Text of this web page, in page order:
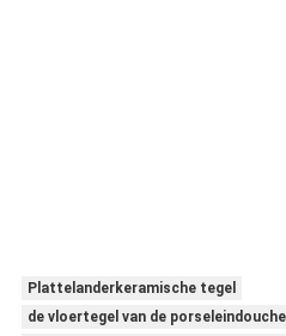
Plattelanderkeramische tegel
de vloertegel van de porseleindouche